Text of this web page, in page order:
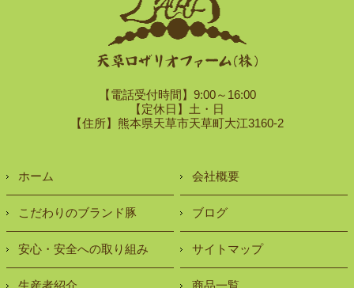
【電話受付時間】9:00～16:00
【定休日】土・日
【住所】熊本県天草市天草町大江3160-2
ホーム
こだわりのブランド豚
安心・安全への取り組み
生産者紹介
会社概要
ブログ
サイトマップ
商品一覧